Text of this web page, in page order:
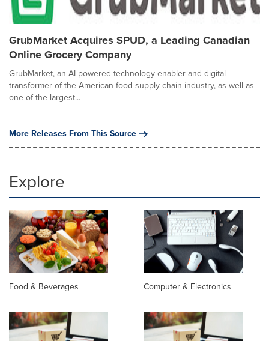
GrubMarket Acquires SPUD, a Leading Canadian
Online Grocery Company
GrubMarket, an AI-powered technology enabler and digital
transformer of the American food supply chain industry, as well as
one of the largest...
More Releases From This Source
Explore
Food & Beverages Computer & Electronics